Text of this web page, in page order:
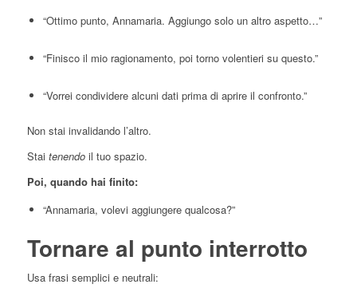
“Ottimo punto, Annamaria. Aggiungo solo un altro aspetto…”
“Finisco il mio ragionamento, poi torno volentieri su questo.”
“Vorrei condividere alcuni dati prima di aprire il confronto.”
Non stai invalidando l’altro.
Stai tenendoil tuo spazio.
Poi, quando hai finito:
“Annamaria, volevi aggiungere qualcosa?”
Tornare al punto interrotto
Usa frasi semplici e neutrali: